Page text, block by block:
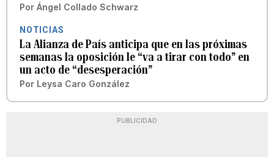
Por Ángel Collado Schwarz
NOTICIAS
La Alianza de País anticipa que en las próximas
semanas la oposición le “va a tirar con todo” en
un acto de “desesperación”
Por Leysa Caro González
PUBLICIDAD